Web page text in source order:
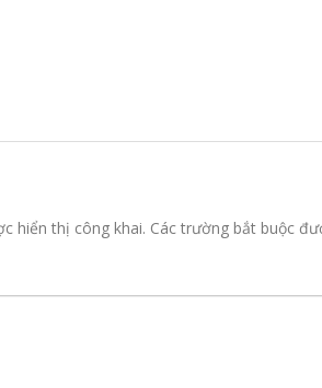
hiển thị công khai. Các trường bắt buộc